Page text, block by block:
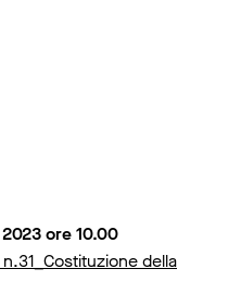
ore 10.00
della